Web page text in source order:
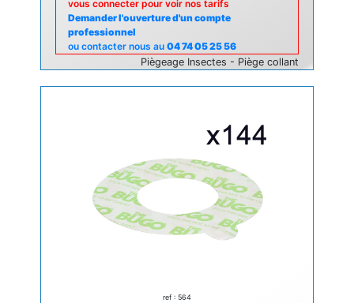
vous connecter pour voir nos tarifs
Demander l'ouverture d'un compte
professionnel
ou contacter nous au 04 74 05 25 56
Piègeage Insectes - Piège collant
ref : 564